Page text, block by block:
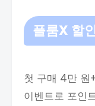
플룸X 할
첫 구매 4만 원
이벤트로 포인